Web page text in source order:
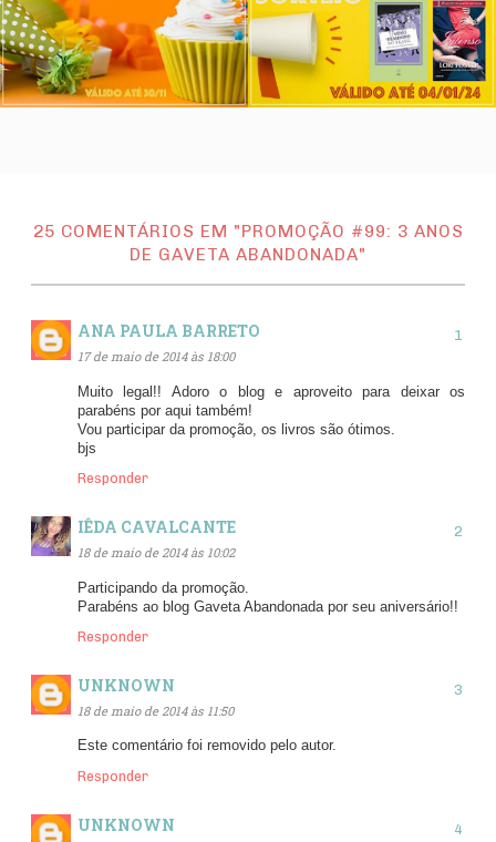
25 COMENTÁRIOS EM "PROMOÇÃO #99: 3 ANOS
DE GAVETA ABANDONADA"
ANA PAULA BARRETO
17 de maio de 2014 às 18:00
Muito legal!! Adoro o blog e aproveito para deixar os
parabéns por aqui também!
Vou participar da promoção, os livros são ótimos.
bjs
Responder
IÊDA CAVALCANTE
18 de maio de 2014 às 10:02
Participando da promoção.
Parabéns ao blog Gaveta Abandonada por seu aniversário!!
Responder
UNKNOWN
18 de maio de 2014 às 11:50
Este comentário foi removido pelo autor.
Responder
UNKNOWN